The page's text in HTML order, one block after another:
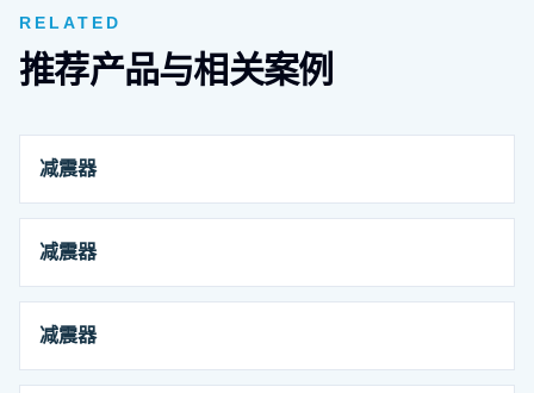
RELATED
推荐产品与相关案例
减震器
减震器
减震器